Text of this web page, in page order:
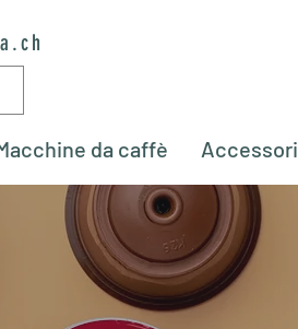
da caffè Accessori